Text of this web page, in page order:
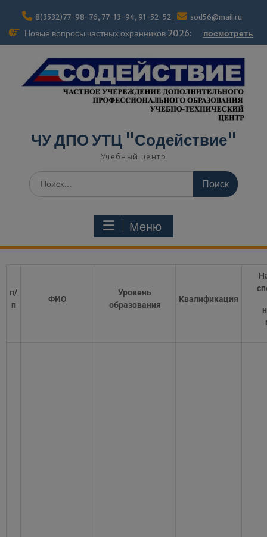
8(3532)77-98-76, 77-13-94, 91-52-52 sod56@mail.ru
Новые вопросы частных охранников 2026: посмотреть
ЧУ ДПО УТЦ "Содействие"
Учебный центр
Меню
п/
п
ФИО
Уровень
образования
Квалификация